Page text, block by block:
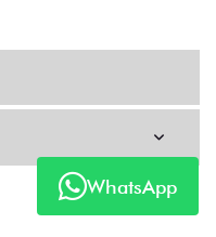
WhatsApp